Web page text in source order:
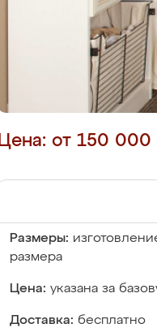
Цена: от 150 000
Размеры:
размера
Цена: указана за
Доставка: бесплатно